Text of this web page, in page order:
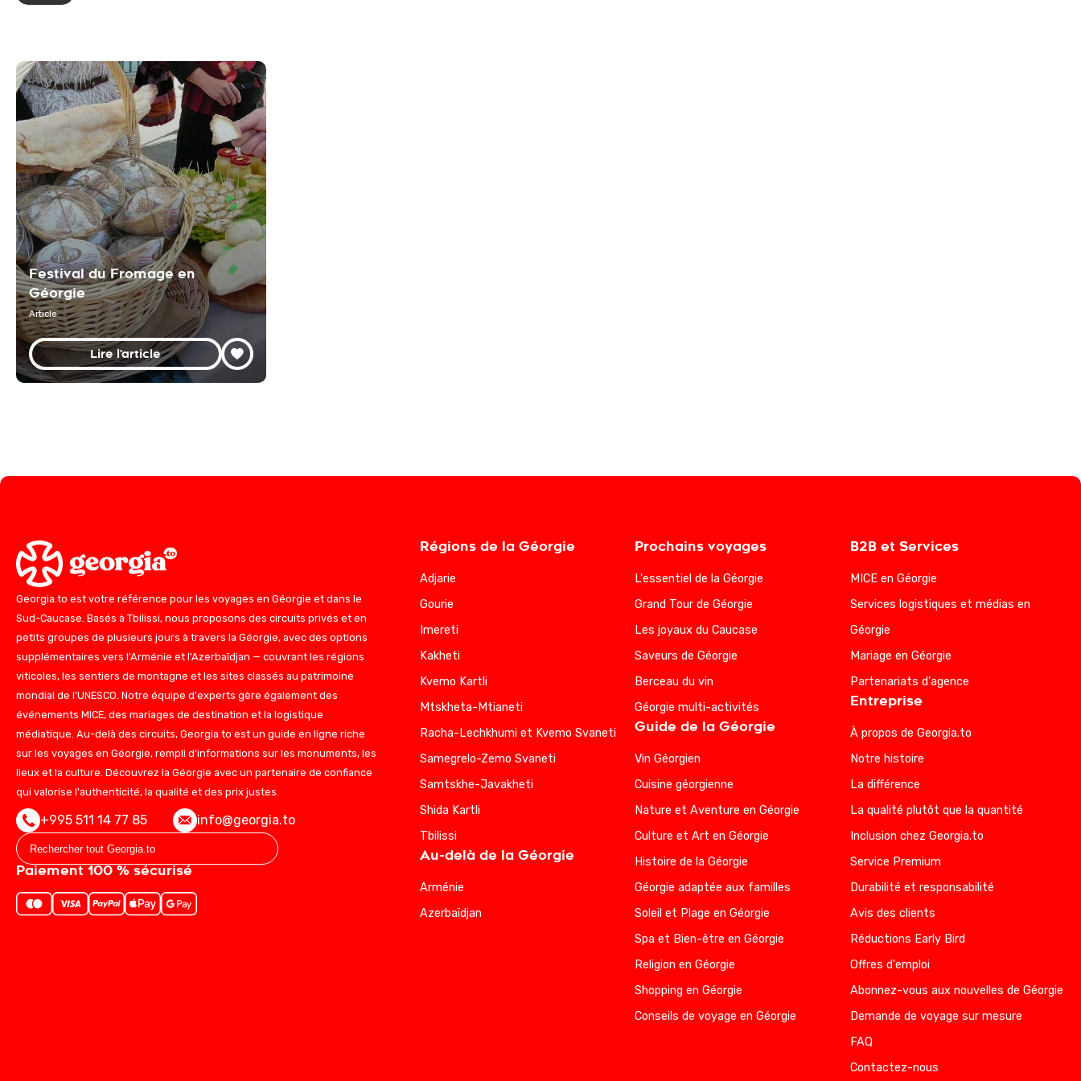
Festival du Fromage en
Géorgie
Article
Lire l'article
Georgia.to est votre référence pour les voyages en Géorgie et dans le
Sud-Caucase. Basés à Tbilissi, nous proposons des circuits privés et en
petits groupes de plusieurs jours à travers la Géorgie, avec des options
supplémentaires vers l'Arménie et l'Azerbaïdjan — couvrant les régions
viticoles, les sentiers de montagne et les sites classés au patrimoine
mondial de l'UNESCO. Notre équipe d'experts gère également des
événements MICE, des mariages de destination et la logistique
médiatique. Au-delà des circuits, Georgia.to est un guide en ligne riche
sur les voyages en Géorgie, rempli d'informations sur les monuments, les
lieux et la culture. Découvrez la Géorgie avec un partenaire de confiance
qui valorise l'authenticité, la qualité et des prix justes.
+995 511 14 77 85 info@georgia.to
Paiement 100 % sécurisé
Régions de la Géorgie
Adjarie
Gourie
Imereti
Kakheti
Kvemo Kartli
Mtskheta-Mtianeti
Racha-Lechkhumi et Kvemo Svaneti
Samegrelo-Zemo Svaneti
Samtskhe-Javakheti
Shida Kartli
Tbilissi
Au-delà de la Géorgie
Arménie
Azerbaïdjan
Prochains voyages
L'essentiel de la Géorgie
Grand Tour de Géorgie
Les joyaux du Caucase
Saveurs de Géorgie
Berceau du vin
Géorgie multi-activités
Guide de la Géorgie
Vin Géorgien
Cuisine géorgienne
Nature et Aventure en Géorgie
Culture et Art en Géorgie
Histoire de la Géorgie
Géorgie adaptée aux familles
Soleil et Plage en Géorgie
Spa et Bien-être en Géorgie
Religion en Géorgie
Shopping en Géorgie
Conseils de voyage en Géorgie
B2B et Services
MICE en Géorgie
Services logistiques et médias en
Géorgie
Mariage en Géorgie
Partenariats d'agence
Entreprise
À propos de Georgia.to
Notre histoire
La différence
La qualité plutôt que la quantité
Inclusion chez Georgia.to
Service Premium
Durabilité et responsabilité
Avis des clients
Réductions Early Bird
Offres d'emploi
Abonnez-vous aux nouvelles de Géorgie
Demande de voyage sur mesure
FAQ
Contactez-nous